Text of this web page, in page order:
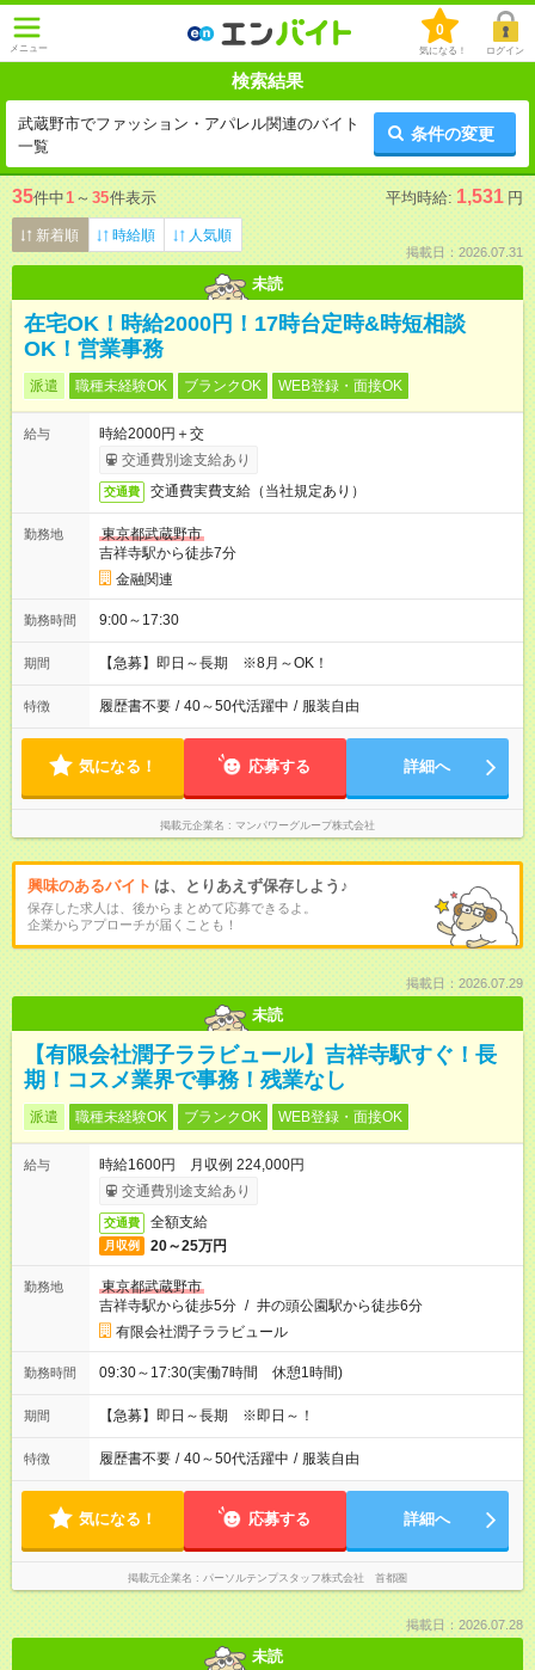
メニュー
0
気になる！ ログイン
検索結果
武蔵野市でファッション・アパレル関連のバイト
一覧
条件の変更
35件中1 ～ 35件表示 平均時給: 1,531 円
新着順 時給順 人気順
掲載日：2026.07.31
未読
在宅OK！時給2000円！17時台定時&時短相談
OK！営業事務
派遣 職種未経験OK ブランクOK WEB登録・面接OK
給与
時給2000円＋交
交通費別途支給あり
交通費 交通費実費支給（当社規定あり）
勤務地
東京都武蔵野市
吉祥寺駅から徒歩7分
金融関連
勤務時間 9:00～17:30
期間 【急募】即日～長期 ※8月～OK！
特徴 履歴書不要 / 40～50代活躍中 / 服装自由
気になる！ 応募する 詳細へ
掲載元企業名 マンパワーグループ株式会社
興味のあるバイト は、とりあえず保存しよう♪
保存した求人は、後からまとめて応募できるよ。
企業からアプローチが届くことも！
掲載日：2026.07.29
未読
【有限会社潤子ララビュール】吉祥寺駅すぐ！長
期！コスメ業界で事務！残業なし
派遣 職種未経験OK ブランクOK WEB登録・面接OK
給与
時給1600円 月収例 224,000円
交通費別途支給あり
交通費 全額支給
月収例 20～25万円
勤務地
東京都武蔵野市
吉祥寺駅から徒歩5分 / 井の頭公園駅から徒歩6分
有限会社潤子ララビュール
勤務時間 09:30～17:30(実働7時間 休憩1時間)
期間 【急募】即日～長期 ※即日～！
特徴 履歴書不要 / 40～50代活躍中 / 服装自由
気になる！ 応募する 詳細へ
掲載元企業名 パーソルテンプスタッフ株式会社 首都圏
掲載日：2026.07.28
未読